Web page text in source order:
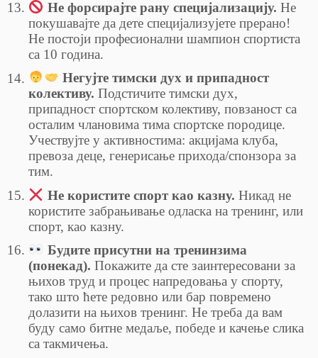
Не форсирајте рану специјализацију. Не
покушавајте да дете специјализујете прерано!
Не постоји професионални шампион спортиста
са 10 година.
Негујте тимски дух и припадност
колективу. Подстичите тимски дух,
припадност спортском колективу, повзаност са
осталим члановима тима спортске породице.
Учествујте у активностима: акцијама клуба,
превоза деце, генерисање прихода/спонзора за
тим.
Не користите спорт као казну. Никад не
користите забрањивање одласка на тренинг, или
спорт, као казну.
Будите присутни на тренинзима
(понекад). Покажите да сте заинтересовани за
њихов труд и процес напредовања у спорту,
тако што ћете редовно или бар повремено
долазити на њихов тренинг. Не треба да вам
буду само битне медаље, победе и качење слика
са такмичења.